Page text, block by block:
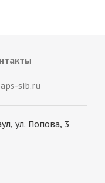
sib.ru
ул. Попова, 3